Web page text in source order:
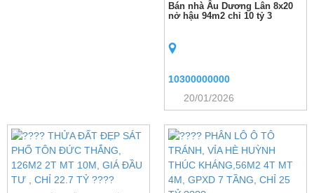
Bán nhà Âu Dương Lân 8x20
nở hậu 94m2 chỉ 10 tỷ 3
10300000000
20/01/2026